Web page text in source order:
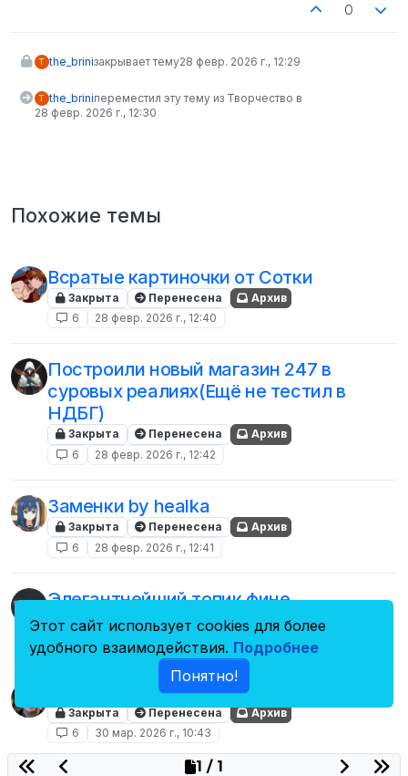
0
T the_briniзакрывает тему28 февр. 2026 г., 12:29
T the_briniпереместил эту тему из Творчество в
28 февр. 2026 г., 12:30
Похожие темы
Всратые картиночки от Сотки
Закрыта Перенесена
Архив
6
28 февр. 2026 г., 12:40
Построили новый магазин 247 в
суровых реалиях(Ещё не тестил в
НДБГ)
Закрыта Перенесена
Архив
6
28 февр. 2026 г., 12:42
Заменки by healka
Закрыта Перенесена
Архив
6
28 февр. 2026 г., 12:41
Элегантнейший топик фине
Закрыта
Архив
28 февр. 2026 г., 12:40
ChEnOv Шоурум
Закрыта Перенесена
Архив
6
30 мар. 2026 г., 10:43
1 / 1
Этот сайт использует cookies для более
удобного взаимодействия. Подробнее
Понятно!